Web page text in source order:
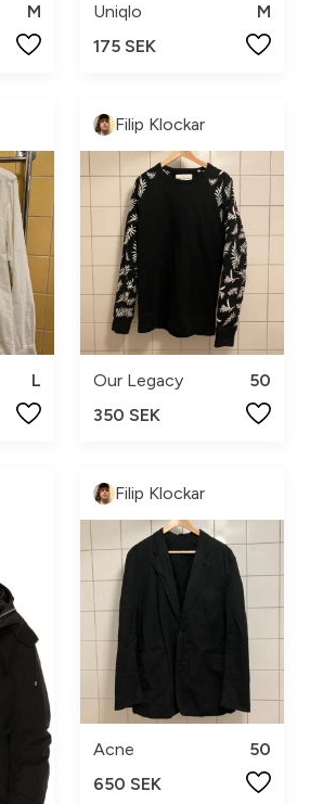
M
Uniqlo
M
175 SEK
L
Filip Klockar
Our Legacy
50
350 SEK
Filip Klockar
Acne
50
650 SEK